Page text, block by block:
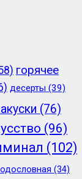
горячее
десерты (39)
(76)
(96)
(102)
(34)